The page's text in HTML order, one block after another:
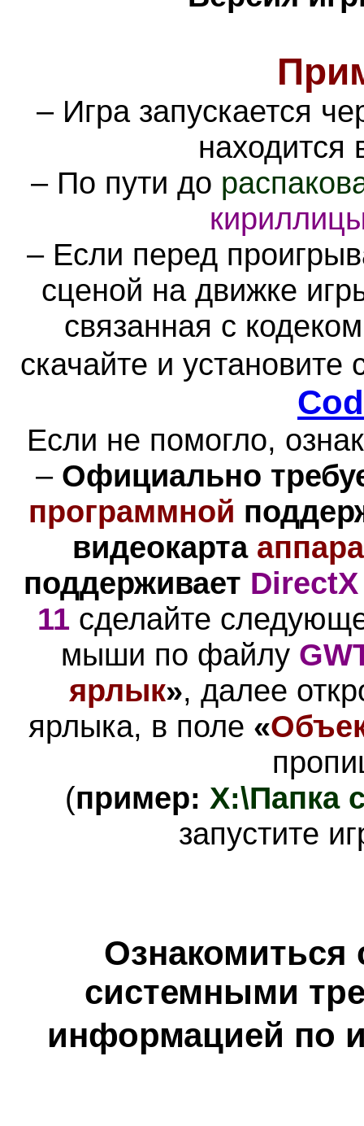
– Игра запускается
находится
– По пути до
– Если перед
сценой на движке
связанная с
скачайте и
Если не помогло,
– Официально
программной
видеокарта
поддерживает DirectX
11 сделайте
мыши по файлу
ярлык», далее
ярлыка, в поле «
(пример: X:\Папка
запустите
Ознакомиться
системными
информацией по